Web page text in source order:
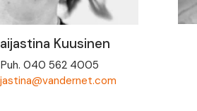
Kuusinen
Puh. 040 562 4005